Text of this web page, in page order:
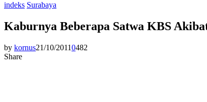
indeks Surabaya
Kaburnya Beberapa Satwa KBS
by kornus21/10/20110482
Share